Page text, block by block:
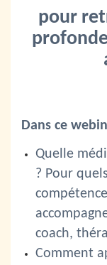
pour
Dans ce
Quelle
? Pour
coach,
Comment